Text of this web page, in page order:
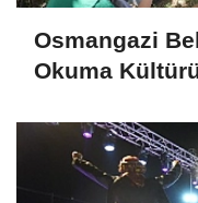
Osmangazi
Okuma